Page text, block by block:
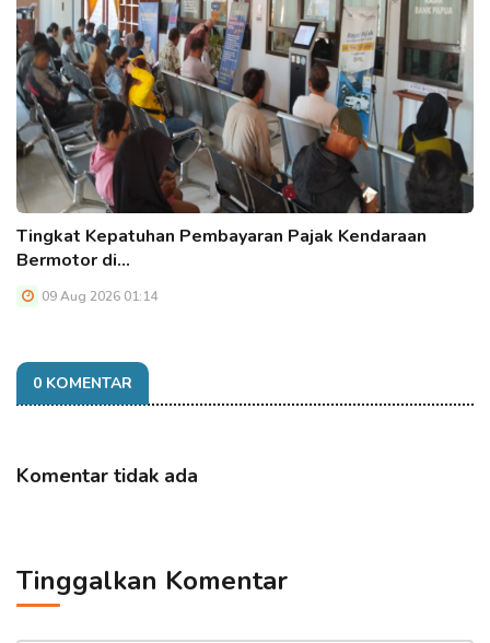
Tingkat Kepatuhan Pembayaran Pajak Kendaraan
Bermotor di…
09 Aug 2026 01:14
0 KOMENTAR
Komentar tidak ada
Tinggalkan Komentar